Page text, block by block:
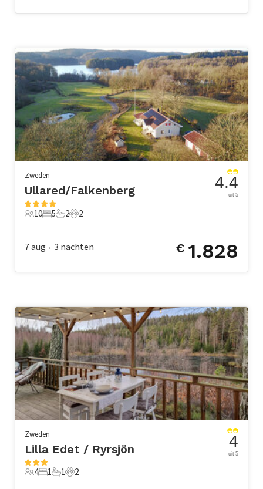
Zweden
Ullared/Falkenberg
10 Gasten
10
5 Slaapkamers
5
2 Badkamers
2
2 Huisdieren
2
4.4
uit 5
7 aug • 3 nachten € 1.828
Zweden
Lilla Edet / Ryrsjön
4 Gasten
4
1 Slaapkamer
1
1 Badkamer
1
2 Huisdieren
2
4
uit 5